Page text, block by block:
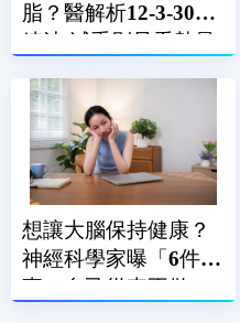
脂？醫解析12-3-30訓
練法 減重別只看熱量
想讓大腦保持健康？
神經科學家曝「6件
事」自己從來不做